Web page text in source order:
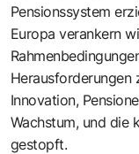
Pensionssystem
Europa verankern
Herausforderungen
Innovation,
Wachstum, und die
gestopft.